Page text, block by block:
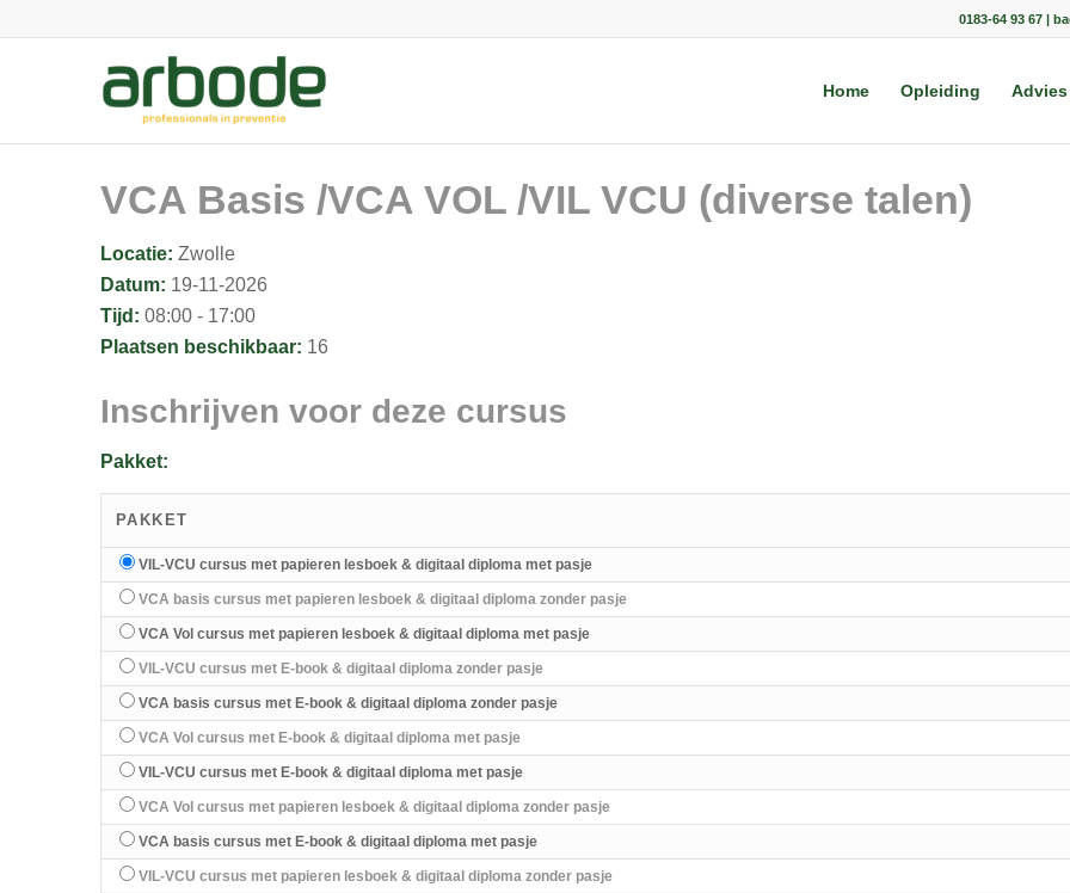
0183-64 93 67 |
Home Opleiding Advies
VCA Basis /VCA VOL /VIL VCU (diverse talen)
Locatie: Zwolle
Datum: 19-11-2026
Tijd: 08:00 - 17:00
Plaatsen beschikbaar: 16
Inschrijven voor deze cursus
Pakket:
PAKKET
VIL-VCU cursus met papieren lesboek & digitaal diploma met pasje
VCA basis cursus met papieren lesboek & digitaal diploma zonder pasje
VCA Vol cursus met papieren lesboek & digitaal diploma met pasje
VIL-VCU cursus met E-book & digitaal diploma zonder pasje
VCA basis cursus met E-book & digitaal diploma zonder pasje
VCA Vol cursus met E-book & digitaal diploma met pasje
VIL-VCU cursus met E-book & digitaal diploma met pasje
VCA Vol cursus met papieren lesboek & digitaal diploma zonder pasje
VCA basis cursus met E-book & digitaal diploma met pasje
VIL-VCU cursus met papieren lesboek & digitaal diploma zonder pasje